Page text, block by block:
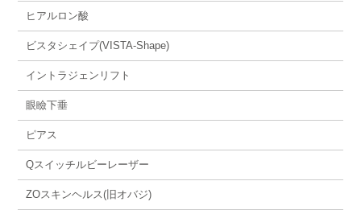
ヒアルロン酸
ビスタシェイプ(VISTA-Shape)
イントラジェンリフト
眼瞼下垂
ピアス
Qスイッチルビーレーザー
ZOスキンヘルス(旧オバジ)